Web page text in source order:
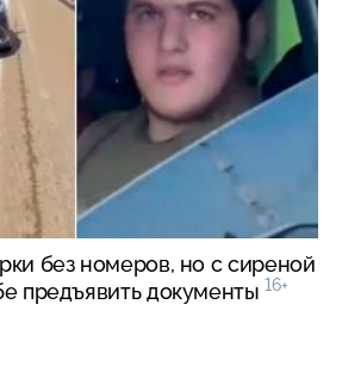
без номеров, но с сиреной
предъявить документы 16+